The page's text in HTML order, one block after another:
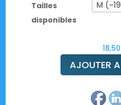
Tailles
disponibles
18,50
AJOUTER